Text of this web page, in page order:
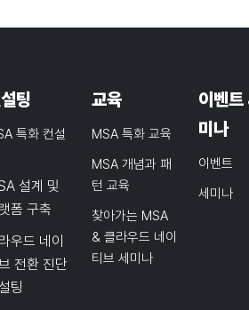
팅
특화 컨설
설계 및
폼 구축
우드 네이
전환 진단
팅
교육
MSA 특화 교육
MSA 개념과 패
턴 교육
찾아가는 MSA
& 클라우드 네이
티브 세미나
이벤트
미나
이벤트
세미나